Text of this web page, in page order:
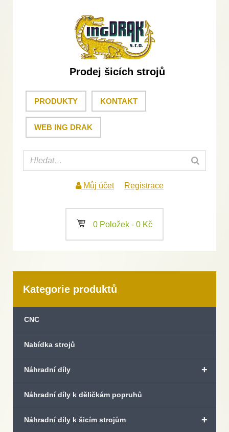
Prodej šicích strojů
PRODUKTY KONTAKT
WEB ING DRAK
Můj účet Registrace
a 0 Položek - 0 Kč
Kategorie produktů
CNC
Nabídka strojů
+
Náhradní díly
Náhradní díly k děličkám popruhů
+
Náhradní díly k šicím strojům